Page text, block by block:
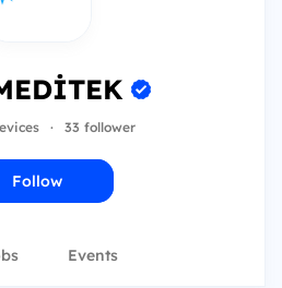
· 33 follower
Follow
Events